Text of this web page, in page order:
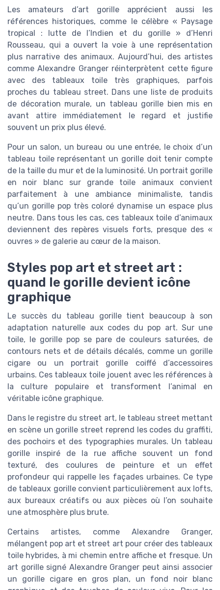
Les amateurs d’art gorille apprécient aussi les
références historiques, comme le célèbre « Paysage
tropical : lutte de l’Indien et du gorille » d’Henri
Rousseau, qui a ouvert la voie à une représentation
plus narrative des animaux. Aujourd’hui, des artistes
comme Alexandre Granger réinterprètent cette figure
avec des tableaux toile très graphiques, parfois
proches du tableau street. Dans une liste de produits
de décoration murale, un tableau gorille bien mis en
avant attire immédiatement le regard et justifie
souvent un prix plus élevé.
Pour un salon, un bureau ou une entrée, le choix d’un
tableau toile représentant un gorille doit tenir compte
de la taille du mur et de la luminosité. Un portrait gorille
en noir blanc sur grande toile animaux convient
parfaitement à une ambiance minimaliste, tandis
qu’un gorille pop très coloré dynamise un espace plus
neutre. Dans tous les cas, ces tableaux toile d’animaux
deviennent des repères visuels forts, presque des «
ouvres » de galerie au cœur de la maison.
Styles pop art et street art :
quand le gorille devient icône
graphique
Le succès du tableau gorille tient beaucoup à son
adaptation naturelle aux codes du pop art. Sur une
toile, le gorille pop se pare de couleurs saturées, de
contours nets et de détails décalés, comme un gorille
cigare ou un portrait gorille coiffé d’accessoires
urbains. Ces tableaux toile jouent avec les références à
la culture populaire et transforment l’animal en
véritable icône graphique.
Dans le registre du street art, le tableau street mettant
en scène un gorille street reprend les codes du graffiti,
des pochoirs et des typographies murales. Un tableau
gorille inspiré de la rue affiche souvent un fond
texturé, des coulures de peinture et un effet
profondeur qui rappelle les façades urbaines. Ce type
de tableaux gorille convient particulièrement aux lofts,
aux bureaux créatifs ou aux pièces où l’on souhaite
une atmosphère plus brute.
Certains artistes, comme Alexandre Granger,
mélangent pop art et street art pour créer des tableaux
toile hybrides, à mi chemin entre affiche et fresque. Un
art gorille signé Alexandre Granger peut ainsi associer
un gorille cigare en gros plan, un fond noir blanc